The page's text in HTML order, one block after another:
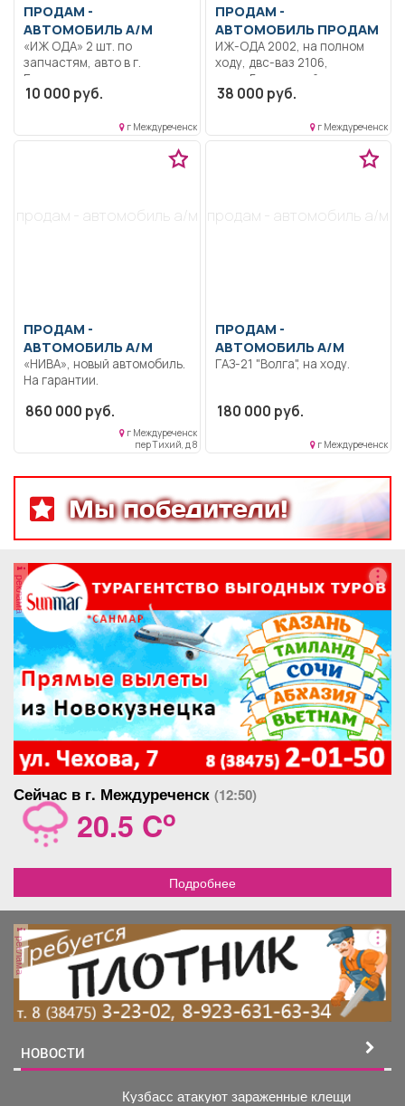
ПРОДАМ -
АВТОМОБИЛЬ А/М
«ИЖ ОДА» 2 шт. по
запчастям, авто в г.
Барнаул.
10 000 руб.
г Междуреченск
ПРОДАМ -
АВТОМОБИЛЬ ПРОДАМ
ИЖ-ОДА 2002, на полном
ходу, двс-ваз 2106,
мкпп-5ст, задний привод,
зимняя резина, по кузову
38 000 руб.
г Междуреченск
продам - автомобиль а/м
ПРОДАМ -
АВТОМОБИЛЬ А/М
«НИВА», новый автомобиль.
На гарантии.
860 000 руб.
г Междуреченск
пер Тихий, д 8
продам - автомобиль а/м
ПРОДАМ -
АВТОМОБИЛЬ А/М
ГАЗ-21 "Волга", на ходу.
180 000 руб.
г Междуреченск
Мы победители!
реклама
Сейчас в г. Междуреченск (12:50)
20.5 Co
Подробнее
реклама
НОВОСТИ
Кузбасс атакуют зараженные клещи